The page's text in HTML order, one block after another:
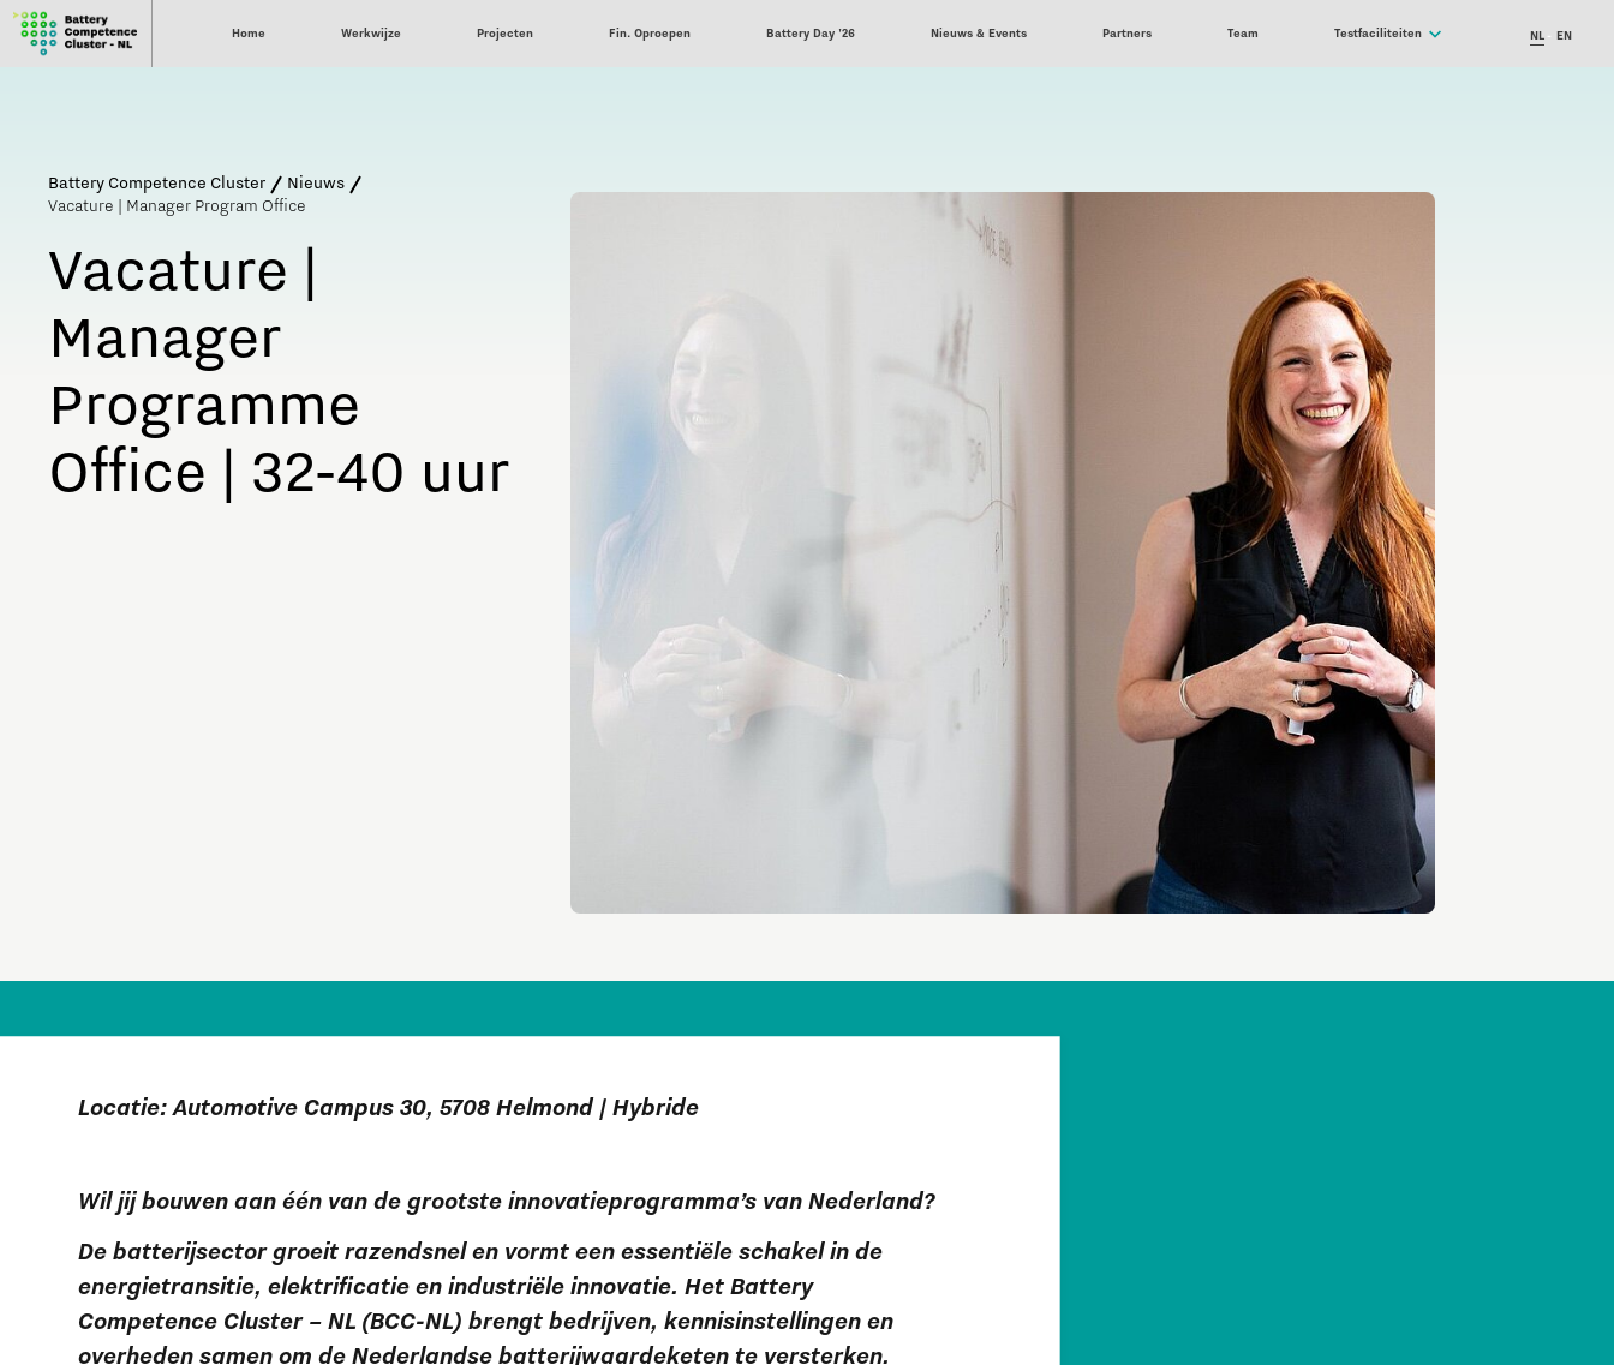
Home Werkwijze Projecten Fin. Oproepen Battery Day '26 Nieuws & Events Partners Team Testfaciliteiten NL EN
Battery Competence Cluster
Nieuws
Vacature | Manager Program Office
Vacature |
Manager
Programme
Office | 32-40 uur
Locatie: Automotive Campus 30, 5708 Helmond | Hybride
Wil jij bouwen aan één van de grootste innovatieprogramma’s van Nederland?
De batterijsector groeit razendsnel en vormt een essentiële schakel in de
energietransitie, elektrificatie en industriële innovatie. Het Battery
Competence Cluster – NL (BCC-NL) brengt bedrijven, kennisinstellingen en
overheden samen om de Nederlandse batterijwaardeketen te versterken.